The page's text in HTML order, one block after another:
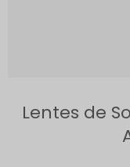
Lentes de